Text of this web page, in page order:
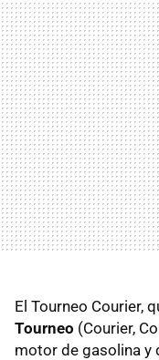
El Tourneo Courier,
Tourneo (Courier,
motor de gasolina y